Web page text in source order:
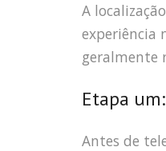
A
experiência
geralmente
Etapa
Antes de